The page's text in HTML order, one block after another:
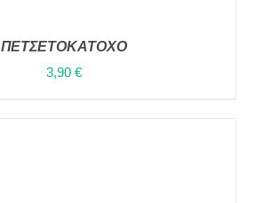
ΠΕΤΣΕΤΟΚΑΤΟΧΟ
3,90 €